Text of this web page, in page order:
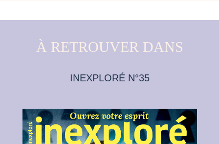
À RETROUVER DANS
INEXPLORÉ N°35